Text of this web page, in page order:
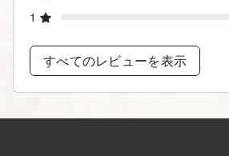
1
すべてのレビューを表示